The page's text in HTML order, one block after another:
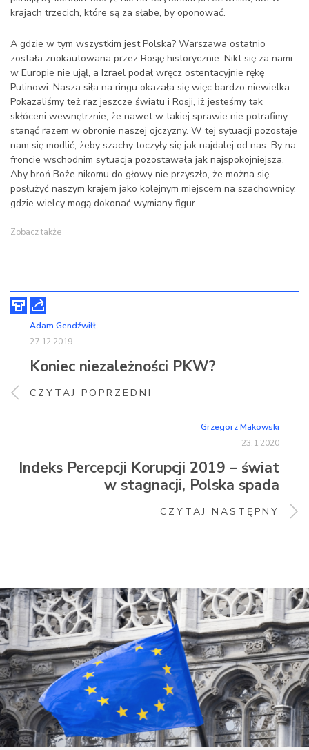
krajach trzecich, które są za słabe, by oponować.
A gdzie w tym wszystkim jest Polska? Warszawa ostatnio
została znokautowana przez Rosję historycznie. Nikt się za nami
w Europie nie ujął, a Izrael podał wręcz ostentacyjnie rękę
Putinowi. Nasza siła na ringu okazała się więc bardzo niewielka.
Pokazaliśmy też raz jeszcze światu i Rosji, iż jesteśmy tak
skłóceni wewnętrznie, że nawet w takiej sprawie nie potrafimy
stanąć razem w obronie naszej ojczyzny. W tej sytuacji pozostaje
nam się modlić, żeby szachy toczyły się jak najdalej od nas. By na
froncie wschodnim sytuacja pozostawała jak najspokojniejsza.
Aby broń Boże nikomu do głowy nie przyszło, że można się
posłużyć naszym krajem jako kolejnym miejscem na szachownicy,
gdzie wielcy mogą dokonać wymiany figur.
Zobacz także
Adam Gendźwiłł
27.12.2019
Koniec niezależności PKW?
CZYTAJ POPRZEDNI
Grzegorz Makowski
23.1.2020
Indeks Percepcji Korupcji 2019 – świat
w stagnacji, Polska spada
CZYTAJ NASTĘPNY